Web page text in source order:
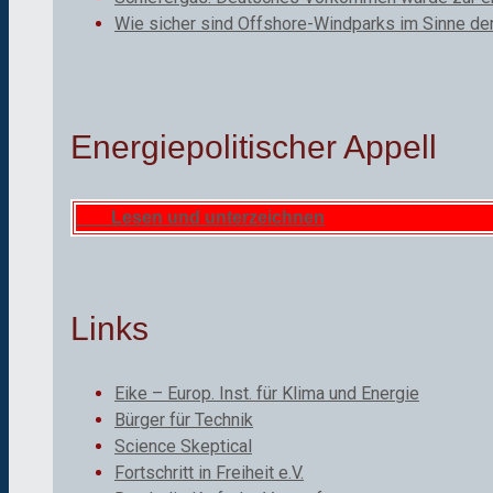
Wie sicher sind Offshore-Windparks im Sinne
Energiepolitischer Appell
Lesen und unterzeichnen
Links
Eike – Europ. Inst. für Klima und Energie
Bürger für Technik
Science Skeptical
Fortschritt in Freiheit e.V.